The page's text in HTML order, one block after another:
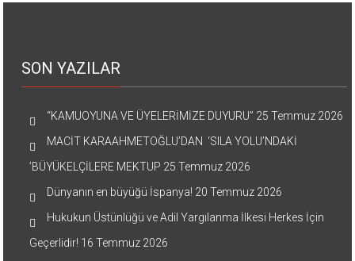
SON YAZILAR
“KAMUOYUNA VE ÜYELERİMİZE DUYURU” 25 Temmuz 2026
MACİT KARAAHMETOĞLU’DAN ‘SILA YOLU’NDAKİ
’BÜYÜKELÇİLERE MEKTUP 25 Temmuz 2026
Dünyanın en büyüğü İspanya! 20 Temmuz 2026
Hukukun Üstünlüğü ve Adil Yargılanma İlkesi Herkes İçin
Geçerlidir! 16 Temmuz 2026